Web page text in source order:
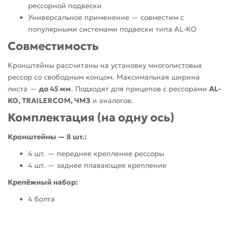
рессорной подвески
Универсальное применение — совместим с
популярными системами подвески типа AL-KO
Совместимость
Кронштейны рассчитаны на установку многолистовых
рессор со свободным концом. Максимальная ширина
листа — до 45 мм. Подходят для прицепов с рессорами AL-
KO, TRAILERCOM, ЧМЗ и аналогов.
Комплектация (на одну ось)
Кронштейны — 8 шт.:
4 шт. — переднее крепление рессоры
4 шт. — заднее плавающее крепление
Крепёжный набор:
4 болта